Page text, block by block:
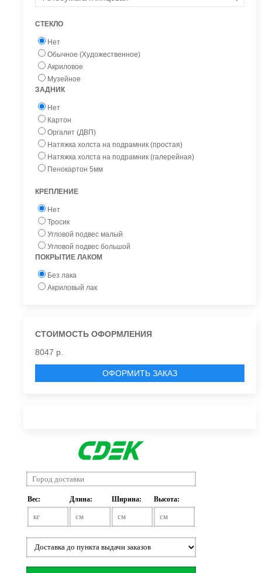
СТЕКЛО
Нет
Обычное (Художественное)
Акриловое
Музейное
ЗАДНИК
Нет
Картон
Оргалит (ДВП)
Натяжка холста на подрамник (простая)
Натяжка холста на подрамник (галерейная)
Пенокартон 5мм
КРЕПЛЕНИЕ
Нет
Тросик
Угловой подвес малый
Угловой подвес большой
ПОКРЫТИЕ ЛАКОМ
Без лака
Акриловый лак
СТОИМОСТЬ ОФОРМЛЕНИЯ
8047 р.
ОФОРМИТЬ ЗАКАЗ